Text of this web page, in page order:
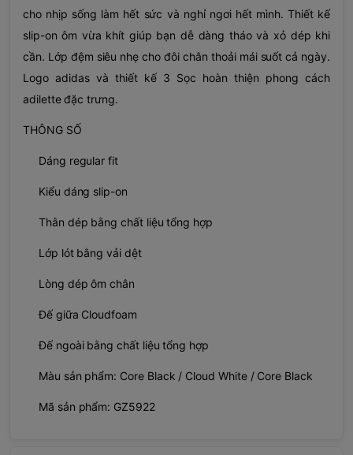
cho nhịp sống làm hết sức và nghỉ ngơi hết mình. Thiết kế
slip-on ôm vừa khít giúp bạn dễ dàng tháo và xỏ dép khi
cần. Lớp đệm siêu nhẹ cho đôi chân thoải mái suốt cả ngày.
Logo adidas và thiết kế 3 Sọc hoàn thiện phong cách
adilette đặc trưng.
THÔNG SỐ
Dáng regular fit
Kiểu dáng slip-on
Thân dép bằng chất liệu tổng hợp
Lớp lót bằng vải dệt
Lòng dép ôm chân
Đế giữa Cloudfoam
Đế ngoài bằng chất liệu tổng hợp
Màu sản phẩm: Core Black / Cloud White / Core Black
Mã sản phẩm: GZ5922